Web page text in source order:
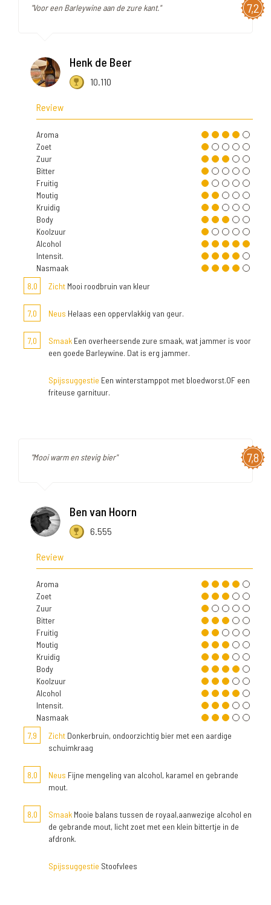
7,2
"Voor een Barleywine aan de zure kant."
Henk de Beer
10.110
Review
Aroma
Zoet
Zuur
Bitter
Fruitig
Moutig
Kruidig
Body
Koolzuur
Alcohol
Intensit.
Nasmaak
8,0
Zicht Mooi roodbruin van kleur
7,0 Neus Helaas een oppervlakkig van geur.
7,0 Smaak Een overheersende zure smaak, wat jammer is voor
een goede Barleywine. Dat is erg jammer.
Spijssuggestie Een winterstamppot met bloedworst.OF een
friteuse garnituur.
7,8
"Mooi warm en stevig bier"
Ben van Hoorn
6.555
Review
Aroma
Zoet
Zuur
Bitter
Fruitig
Moutig
Kruidig
Body
Koolzuur
Alcohol
Intensit.
Nasmaak
7,9
Zicht Donkerbruin, ondoorzichtig bier met een aardige
schuimkraag
8,0 Neus Fijne mengeling van alcohol, karamel en gebrande
mout.
8,0 Smaak Mooie balans tussen de royaal,aanwezige alcohol en
de gebrande mout, licht zoet met een klein bittertje in de
afdronk.
Spijssuggestie Stoofvlees